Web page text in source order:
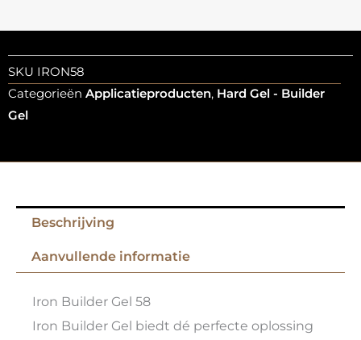
SKU IRON58
Categorieën Applicatieproducten, Hard Gel - Builder
Gel
Beschrijving
Aanvullende informatie
Iron Builder Gel 58
Iron Builder Gel biedt dé perfecte oplossing